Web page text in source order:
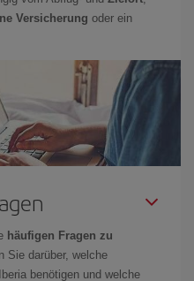
Versicherung oder ein
häufigen Fragen zu
Sie darüber, welche
benötigen und welche